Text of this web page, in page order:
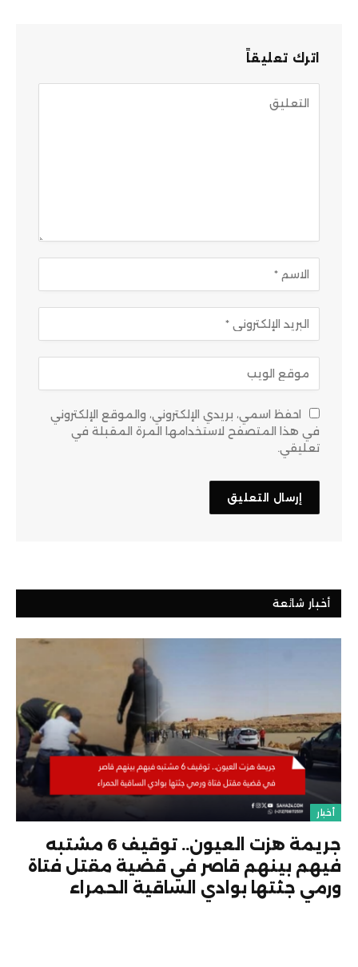
اترك تعليقاً
احفظ اسمي، بريدي الإلكتروني، والموقع الإلكتروني
في هذا المتصفح لاستخدامها المرة المقبلة في
تعليقي.
أخبار شائعة
أخبار
جريمة هزت العيون.. توقيف 6 مشتبه
فيهم بينهم قاصر في قضية مقتل فتاة
ورمي جثتها بوادي الساقية الحمراء